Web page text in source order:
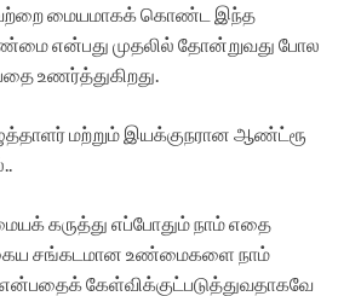
மையமாகக் கொண்ட இந்த
என்பது முதலில் தோன்றுவது போல
உணர்த்துகிறது.
மற்றும் இயக்குநரான ஆண்ட்ரூ
கருத்து எப்போதும் நாம் எதை
சங்கடமான உண்மைகளை நாம்
கேள்விக்குட்படுத்துவதாகவே